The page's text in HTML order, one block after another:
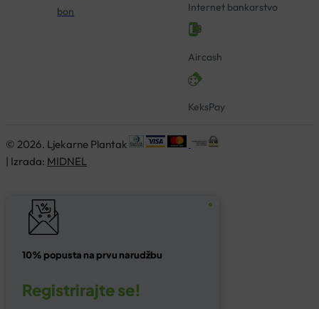
bon
Internet bankarstvo
Aircash
KeksPay
© 2026. Ljekarne Plantak
| Izrada: MIDNEL
10% popusta na prvu narudžbu
Registrirajte se!